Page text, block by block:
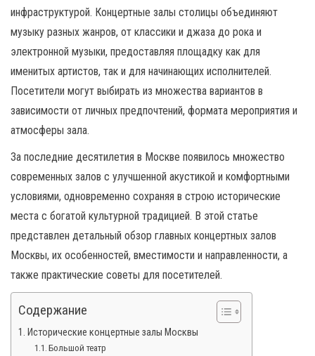
ю
инфраструктурой. Концертные залы столицы объединяют
музыку разных жанров, от классики и джаза до рока и
электронной музыки, предоставляя площадку как для
именитых артистов, так и для начинающих исполнителей.
Посетители могут выбирать из множества вариантов в
зависимости от личных предпочтений, формата мероприятия и
атмосферы зала.
За последние десятилетия в Москве появилось множество
современных залов с улучшенной акустикой и комфортными
условиями, одновременно сохраняя в строю исторические
места с богатой культурной традицией. В этой статье
представлен детальный обзор главных концертных залов
Москвы, их особенностей, вместимости и направленности, а
также практические советы для посетителей.
Содержание
Исторические концертные залы Москвы
Большой театр